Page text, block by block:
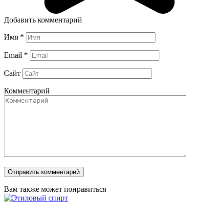
Добавить комментарий
Имя *
Email *
Сайт
Комментарий
Вам также может понравиться